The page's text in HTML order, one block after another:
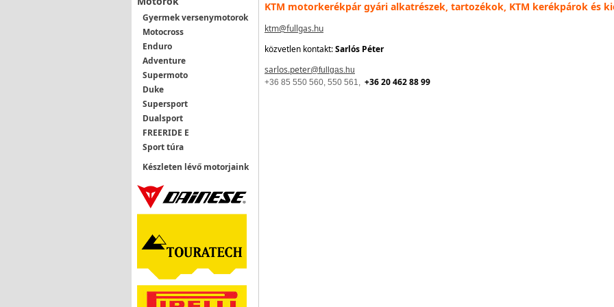
Gyermek versenymotorok
Motocross
Enduro
Adventure
Supermoto
Duke
Supersport
Dualsport
FREERIDE E
Sport túra
Készleten lévő motorjaink
KTM motorkerékpár gyári alkatrészek, tartozékok, KTM kerékpárok és
ktm@fullgas.hu
közvetlen kontakt:Sarlós Péter
sarlos.peter@fullgas.hu
+36 85 550 560, 550 561, +36 20 462 88 99